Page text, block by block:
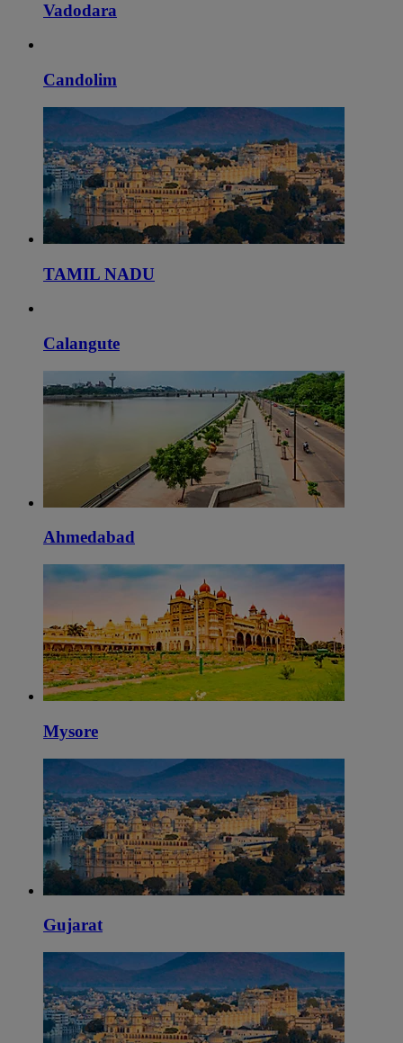
Vadodara
Candolim
TAMIL NADU
Calangute
Ahmedabad
Mysore
Gujarat